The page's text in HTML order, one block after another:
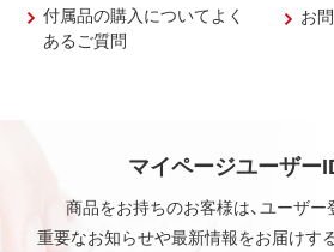
付属品の購入についてよく
あるご質問
お
マイページユーザー
商品をお持ちのお客様は、ユーザー
重要なお知らせや最新情報をお届けす